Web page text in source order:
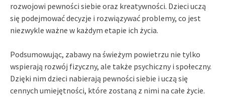
rozwojowi pewności siebie oraz kreatywności. Dzieci uczą
się podejmować decyzje i rozwiązywać problemy, co jest
niezwykle ważne w każdym etapie ich życia.
Podsumowując, zabawy na świeżym powietrzu nie tylko
wspierają rozwój fizyczny, ale także psychiczny i społeczny.
Dzięki nim dzieci nabierają pewności siebie i uczą się
cennych umiejętności, które zostaną z nimi na całe życie.